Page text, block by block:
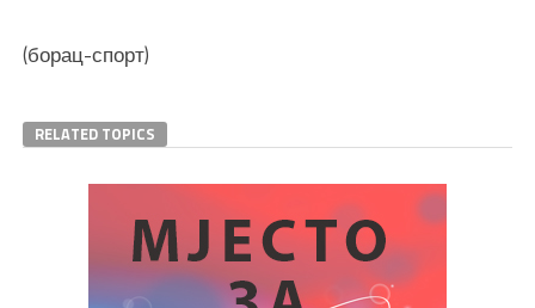
(борац-спорт)
RELATED TOPICS